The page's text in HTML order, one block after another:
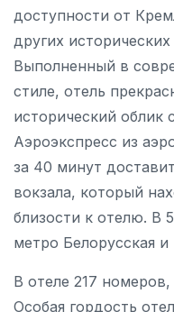
доступности от
других
Выполненный в
стиле, отель
исторический облик
Аэроэкспресс из
за 40 минут
вокзала, который
близости к отелю. В
метро Белорусская и
В отеле 217
Особая гордость